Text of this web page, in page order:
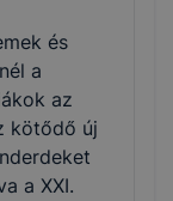
és
a
az
kötődő új
a XXI.